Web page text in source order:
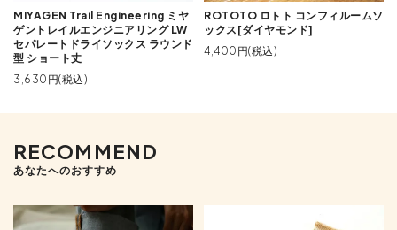
MIYAGEN Trail Engineering ミヤ
ゲントレイルエンジニアリング LW
セパレートドライソックス ラウンド
型 ショート丈
3,630円(税込)
ROTOTO ロトト コンフィルームソ
ックス[ダイヤモンド]
4,400円(税込)
RECOMMEND
あなたへのおすすめ